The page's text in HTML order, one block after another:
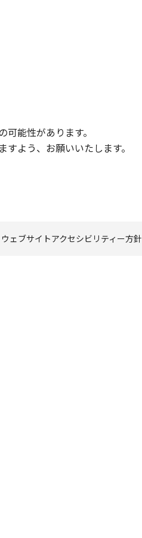
能性があります。
よう、お願いいたします。
ウェブサイトアクセシビリティー方針